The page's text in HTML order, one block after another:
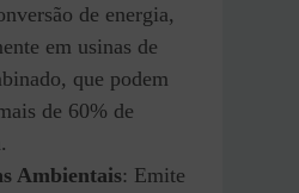
de energia,
em usinas de
que podem
de 60% de
Ambientais: Emite